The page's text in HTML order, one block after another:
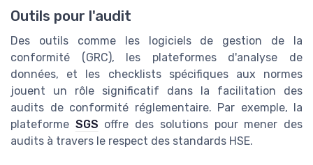
Outils pour l'audit
Des outils comme les logiciels de gestion de la
conformité (GRC), les plateformes d'analyse de
données, et les checklists spécifiques aux normes
jouent un rôle significatif dans la facilitation des
audits de conformité réglementaire. Par exemple, la
plateforme SGS offre des solutions pour mener des
audits à travers le respect des standards HSE.